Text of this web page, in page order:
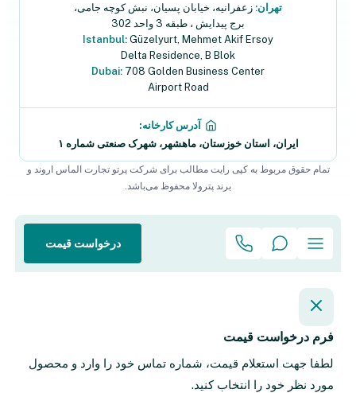
تهران: زعفرانیه، خیابان پسیان، نبش کوچه جامی،
برج پیدایش ، طبقه 3 واحد 302
Istanbul: Güzelyurt, Mehmet Akif Ersoy
Delta Residence, B ‌‌Blok
Dubai: 708 Golden Business Center
Airport Road
آدرس کارخانه:
ایران، استان خوزستان، ماهشهر، شهرک صنعتی شماره ۱
تمام حقوق مربوط به کپی رایت مطالب برای شرکت پرتو تجارت الماس اروند و
برند پترولا محفوظ می‌باشد.
درخواست قیمت
فرم درخواست قیمت
لطفا جهت استعلام قیمت، شماره تماس خود را وارد و محصول
مورد نظر خود را انتخاب کنید.